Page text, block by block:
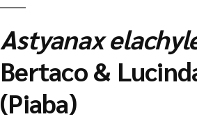
Astyanax
Bertaco &
(Piaba)